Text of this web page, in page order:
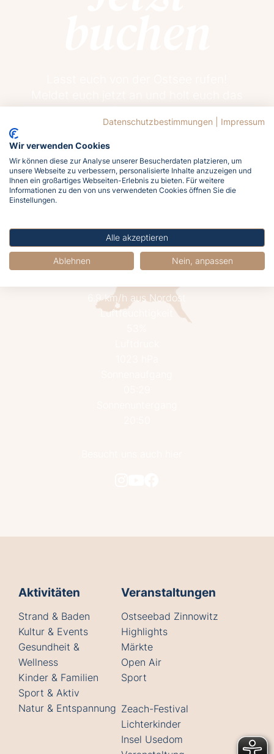
Meergefühl nach Hause!
Jetzt buchen
23.1°C
Bedeckt
6.9 km/h aus Nordost
Luftfeuchtigkeit
Aktivitäten
Strand & Baden
Kultur & Events
Gesundheit &
Wellness
Kinder & Familien
Sport & Aktiv
Natur & Entspannung
Veranstaltungen
Ostseebad Zinnowitz
Highlights
Märkte
Open Air
Sport
Zeach-Festival
Lichterkinder
Insel Usedom
Datenschutzbestimmungen Impressum
Wir verwenden Cookies
Wir können diese zur Analyse unserer Besucherdaten platzieren, um
unsere Webseite zu verbessern, personalisierte Inhalte anzuzeigen und
Ihnen ein großartiges Webseiten-Erlebnis zu bieten. Für weitere
Informationen zu den von uns verwendeten Cookies öffnen Sie die
Einstellungen.
Alle akzeptieren
Ablehnen Nein, anpassen